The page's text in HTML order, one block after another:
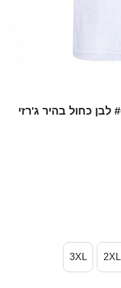
גברים ישראל עמרי גאנדלמן #6 לבן כחול בהיר ג'רזי
2XL
3XL